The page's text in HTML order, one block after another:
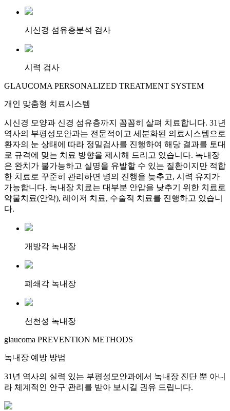
시신경 섬유층분석 검사
시력 검사
GLAUCOMA PERSONALIZED TREATMENT SYSTEM
개인 맞춤형 치료시스템
시신경 모양과 신경 섬유층까지 꼼꼼히 살펴 치료합니다. 31년
역사의 부평성모안과는 전문적이고 세분화된 의료시스템으로
환자의 눈 상태에 따라 정밀검사를 진행하여 해당 결과를 토대
로 규격에 맞는 치료 방향을 제시해 드리고 있습니다. 녹내장
은 완치가 불가능하고 실명을 유발할 수 있는 질환이지만 적합
한 치료로 꾸준히 관리하면 병의 진행을 늦추고, 시력 유지가
가능합니다. 녹내장 치료는 대부분 안압을 낮추기 위한 치료로
약물치료(안약), 레이저 치료, 수술적 치료를 진행하고 있습니
다.
개방각 녹내장
폐쇄각 녹내장
선천성 녹내장
glaucoma PREVENTION METHODS
녹내장 예방 방법
31년 역사의 실력 있는 부평성모안과에서 녹내장 진단 뿐 아니
라 체계적인 안구 관리를 받아 보시길 권유 드립니다.